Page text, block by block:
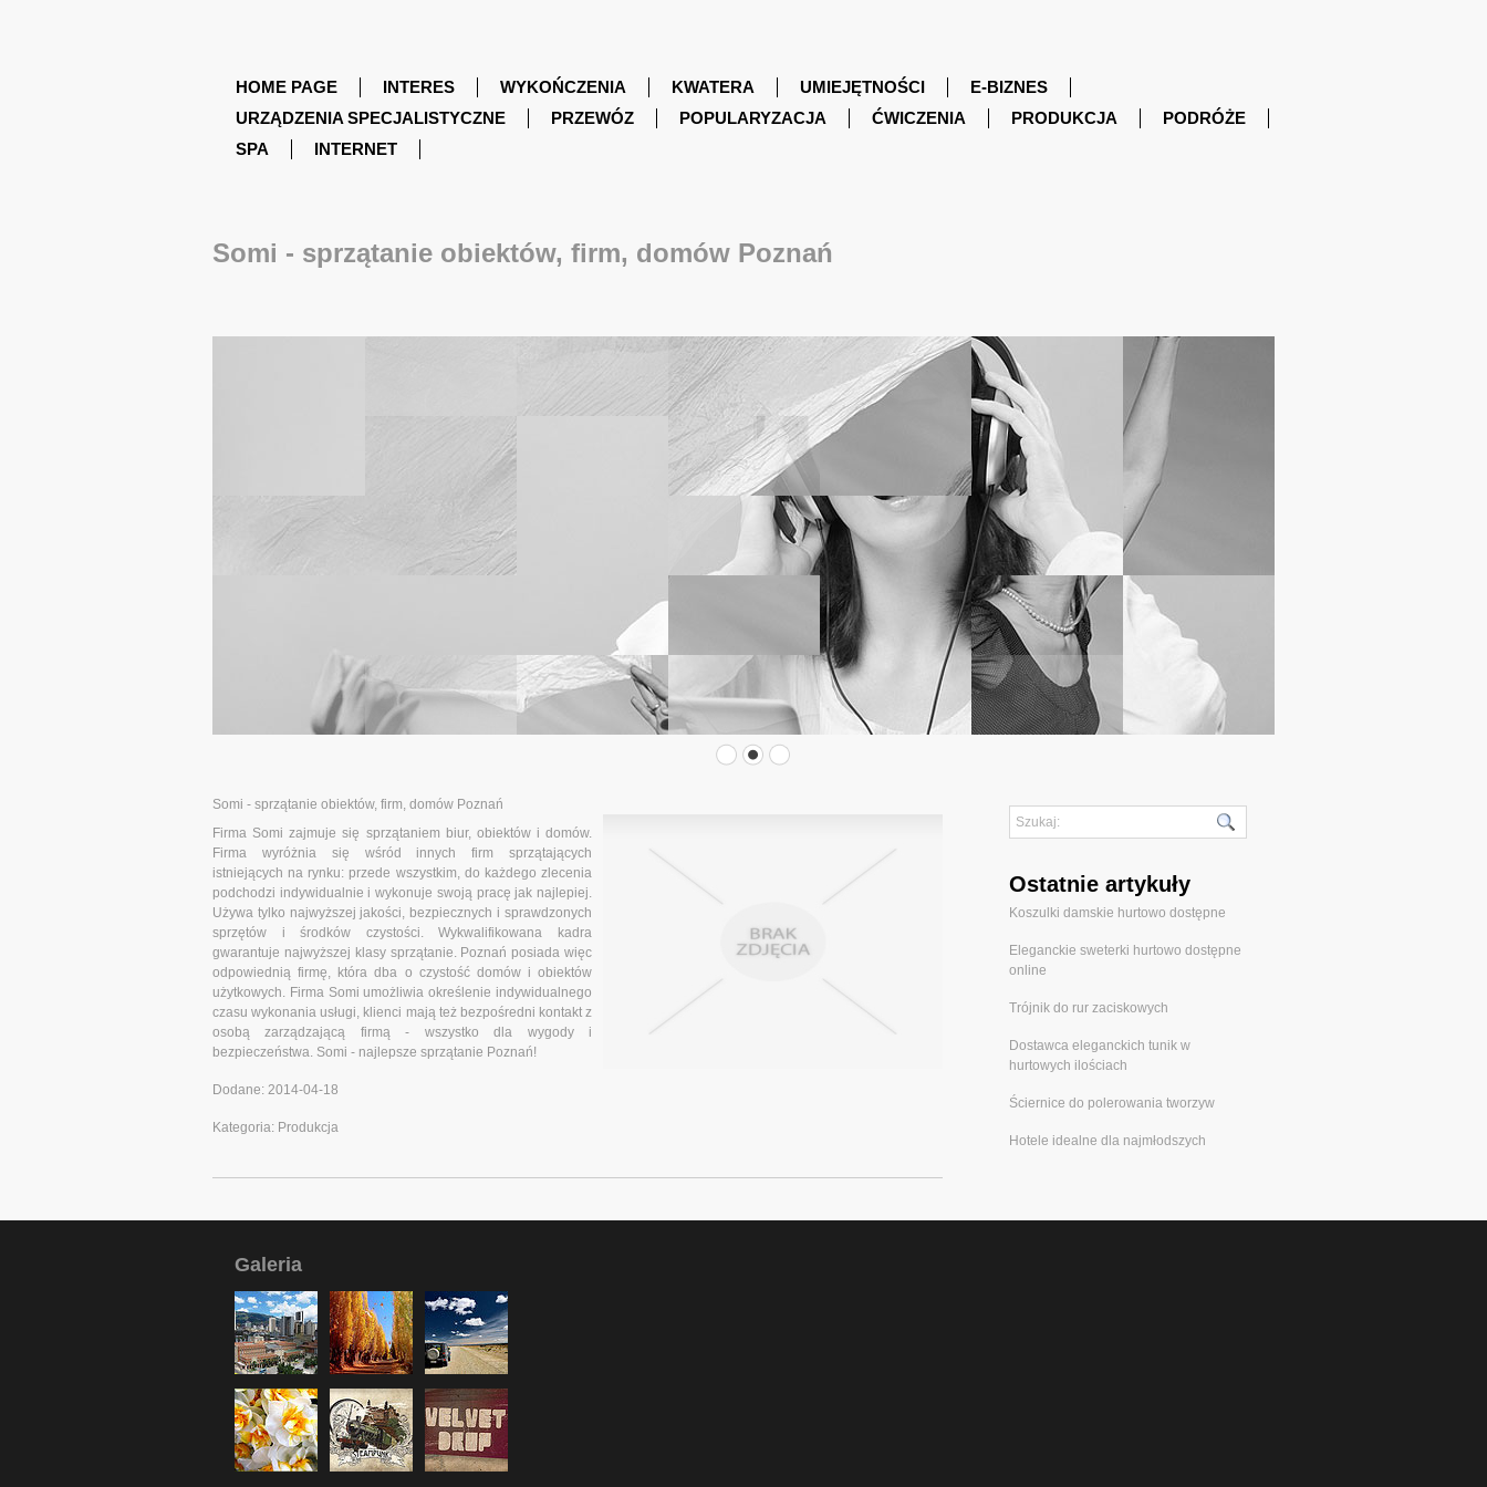
HOME PAGE INTERES WYKOŃCZENIA KWATERA UMIEJĘTNOŚCI
E-BIZNES
URZĄDZENIA SPECJALISTYCZNE
PRZEWÓZ POPULARYZACJA ĆWICZENIA PRODUKCJA
PODRÓŻE
SPA
INTERNET
Somi - sprzątanie obiektów, firm, domów Poznań
Somi - sprzątanie obiektów, firm, domów Poznań
Firma Somi zajmuje się sprzątaniem biur, obiektów i domów.
Firma wyróżnia się wśród innych firm sprzątających
istniejących na rynku: przede wszystkim, do każdego zlecenia
podchodzi indywidualnie i wykonuje swoją pracę jak najlepiej.
Używa tylko najwyższej jakości, bezpiecznych i sprawdzonych
sprzętów i środków czystości. Wykwalifikowana kadra
gwarantuje najwyższej klasy sprzątanie. Poznań posiada więc
odpowiednią firmę, która dba o czystość domów i obiektów
użytkowych. Firma Somi umożliwia określenie indywidualnego
czasu wykonania usługi, klienci mają też bezpośredni kontakt z
osobą zarządzającą firmą - wszystko dla wygody i
bezpieczeństwa. Somi - najlepsze sprzątanie Poznań!
Dodane: 2014-04-18
Kategoria: Produkcja
Ostatnie artykuły
Koszulki damskie hurtowo dostępne
Eleganckie sweterki hurtowo dostępne
online
Trójnik do rur zaciskowych
Dostawca eleganckich tunik w
hurtowych ilościach
Ściernice do polerowania tworzyw
Hotele idealne dla najmłodszych
Galeria